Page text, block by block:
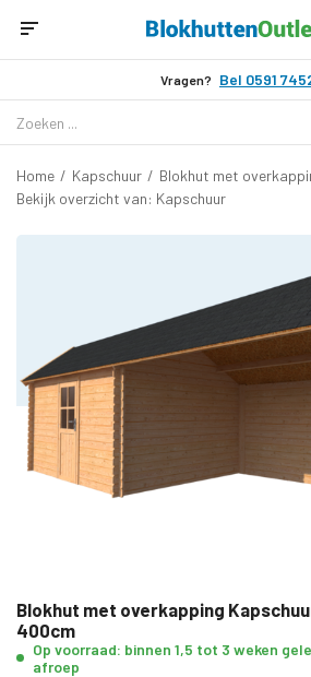
Vragen? Bel 0591
Home / Kapschuur / Blokhut met
Bekijk overzicht van: Kapschuur
Blokhut met overkapping
400cm
Op voorraad: binnen 1,5 tot 3 weken
afroep